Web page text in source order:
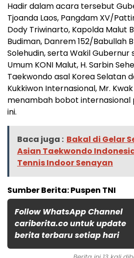
Hadir dalam acara tersebut
Tjoanda Laos, Pangdam XV/
Dody Triwinarto, Kapolda Malut
Budiman, Danrem 152/Babullah
Solehudin, serta Wakil Gubernur
Umum KONI Malut, H. Sarbin
Taekwondo asal Korea Selatan
Kukkiwon Internasional, Mr.
menambah bobot internasional
ini.
Baca juga : Bakal di Gelar
Asian Taekwondo
Tennis Indoor Senayan
Sumber Berita: Puspen TNI
Follow WhatsApp Channel
cariberita.co untuk update
berita terbaru setiap hari